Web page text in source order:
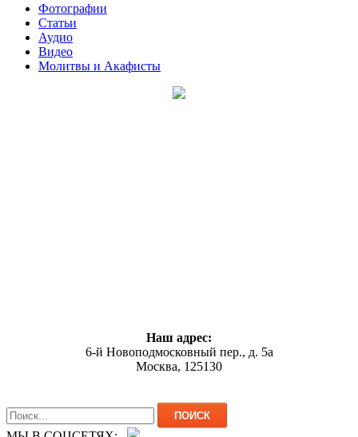
Фотографии
Статьи
Аудио
Видео
Молитвы и Акафисты
Наш адрес:
6-й Новоподмосковный пер., д. 5а
Москва, 125130